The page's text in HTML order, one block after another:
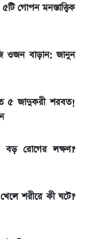
জয়
গেল না শেখ
পরিকল্পনা
ফল প্রকাশের
বললেন রুমিন
গোপন মনস্তাত্ত্বিক
ওজন বাড়ান: জানুন
৫ জাদুকরী শরবত!
বড় রোগের লক্ষণ?
শরীরে কী ঘটে?